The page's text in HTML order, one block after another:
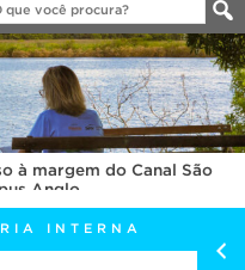
Canais
à margem do Canal São
Anglo
INTERNA